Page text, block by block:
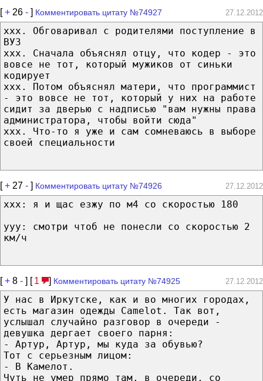
[+ 26 - ] Комментировать цитату №74927 27.12.2012
ххх. Обговаривал с родителями поступление в
ВУЗ
ххх. Сначала объяснял отцу, что кодер - это
вовсе не тот, который мужиков от синьки
кодирует
ххх. Потом объяснял матери, что программист
- это вовсе не тот, который у них на работе
сидит за дверью с надписью "вам нужны права
администратора, чтобы войти сюда"
ххх. Что-то я уже и сам сомневаюсь в выборе
своей специальности
[+ 27 - ] Комментировать цитату №74926 27.12.2012
ххх: я и щас езжу по м4 со скоростью 180
ууу: смотри чтоб не понесли со скоростью 2
км/ч
[+ 8 - ] [ 1 ] Комментировать цитату №74925 27.12.2012
У нас в Иркутске, как и во многих городах,
есть магазин одежды Camelot. Так вот,
услышал случайно разговор в очереди -
девушка дергает своего парня:
- Артур, Артур, мы куда за обувью?
Тот с серьезным лицом:
- В Камелот.
Чуть не умер прямо там, в очереди, со